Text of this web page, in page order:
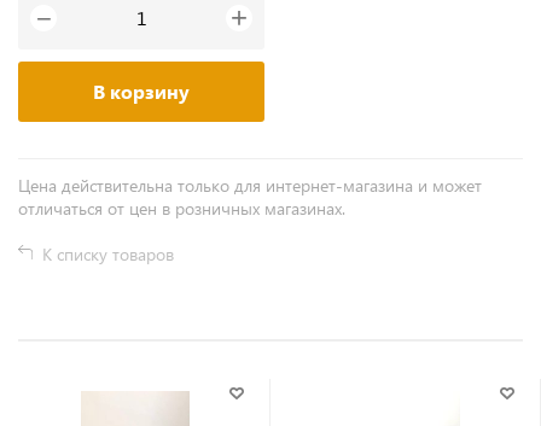
− +
В корзину
Цена действительна только для интернет-магазина и может
отличаться от цен в розничных магазинах.
К списку товаров